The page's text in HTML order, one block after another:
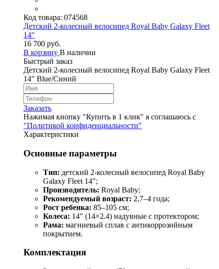
Код товара: 074568
Детский 2-колесный велосипед Royal Baby Galaxy Fleet
14"
16 700 руб.
В корзину В наличии
Быстрый заказ
Детский 2-колесный велосипед Royal Baby Galaxy Fleet
14" Blue/Синий
Заказать
Нажимая кнопку "Купить в 1 клик" я соглашаюсь с
"Политикой конфиденциальности"
Характеристики
Основные параметры
Тип: детский 2‑колесный велосипед Royal Baby
Galaxy Fleet 14";
Производитель: Royal Baby;
Рекомендуемый возраст: 2,7–4 года;
Рост ребенка: 85–105 см;
Колеса: 14" (14×2.4) надувные с протектором;
Рама: магниевый сплав с антикоррозийным
покрытием.
Комплектация